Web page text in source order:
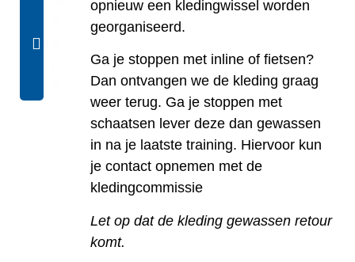
opnieuw een kledingwissel worden
georganiseerd.
Ga je stoppen met inline of fietsen?
Dan ontvangen we de kleding graag
weer terug. Ga je stoppen met
schaatsen lever deze dan gewassen
in na je laatste training. Hiervoor kun
je contact opnemen met de
kledingcommissie
Let op dat de kleding gewassen retour
komt.